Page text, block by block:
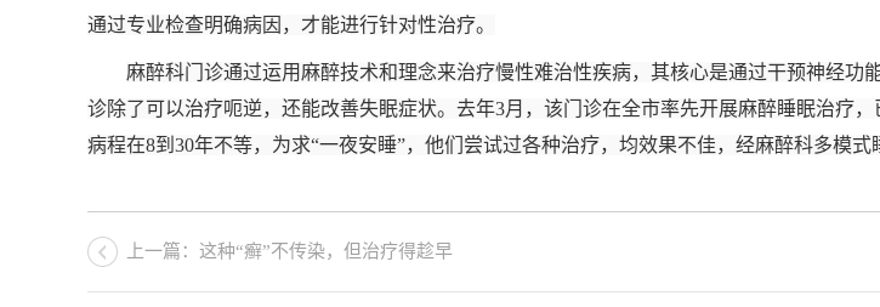
通过专业检查明确病因，才能进行针对性治疗。
麻醉科门诊通过运用麻醉技术和理念来治疗慢性难治性疾病，其核心是通过干预神经功
诊除了可以治疗呃逆，还能改善失眠症状。去年3月，该门诊在全市率先开展麻醉睡眠治疗
病程在8到30年不等，为求“一夜安睡”，他们尝试过各种治疗，均效果不佳，经麻醉科多模
上一篇：这种“癣”不传染，但治疗得趁早